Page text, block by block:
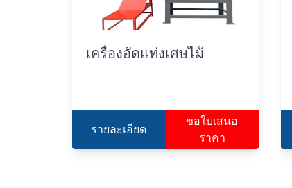
เครื่องอัดแท่งเศษไม้
รายละเอียด
ขอใบเสนอ
ราคา